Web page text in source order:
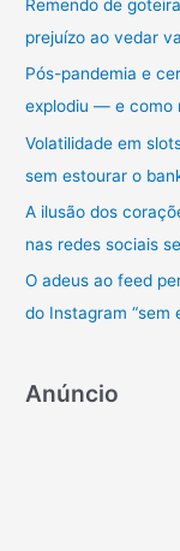
i
s
a
r
p
o
Remendo de
prejuízo ao vedar
Pós-pandemia e
explodiu — e como
Volatilidade em
sem estourar o
A ilusão dos
nas redes sociais
O adeus ao feed
do Instagram “sem
Anúncio